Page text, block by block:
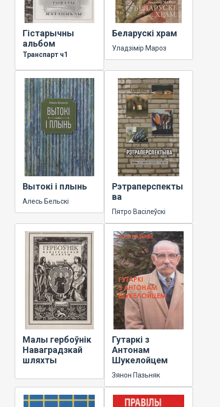
Гістарычны
альбом
Транспарт ч1
Беларускі храм
Уладзімір Мароз
Вытокі і плынь
Алесь Бельскі
Рэтраперспекты
ва
Пятро Васілеўскі
Малы гербоўнік
Наваградзкай
шляхты
Гутаркі з
Антонам
Шукелойцем
Зянон Пазьняк